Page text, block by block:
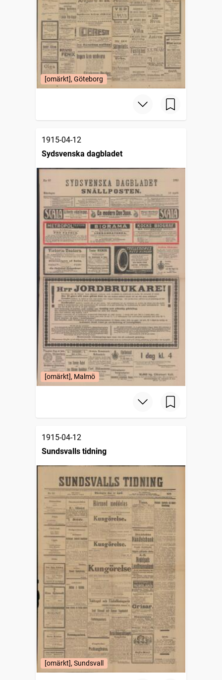
[omärkt], Göteborg
1915-04-12
Sydsvenska dagbladet
[omärkt], Malmö
1915-04-12
Sundsvalls tidning
[omärkt], Sundsvall